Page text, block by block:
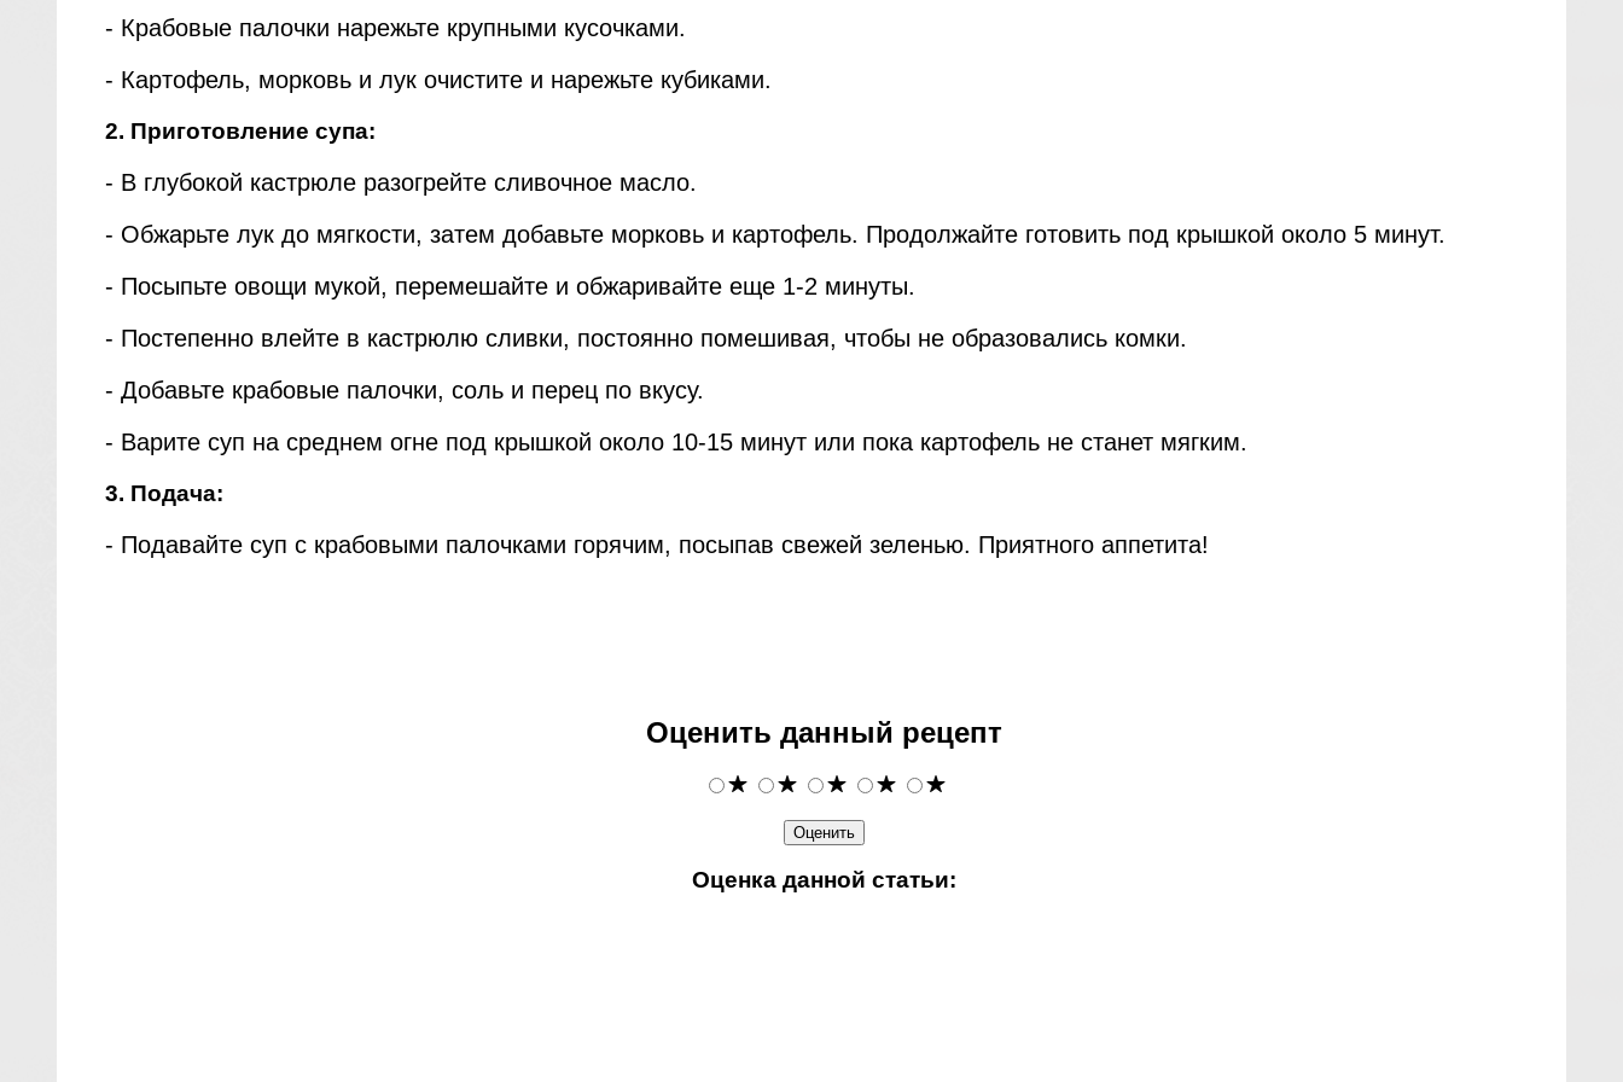
- Крабовые палочки нарежьте крупными кусочками.
- Картофель, морковь и лук очистите и нарежьте кубиками.
2. Приготовление супа:
- В глубокой кастрюле разогрейте сливочное масло.
- Обжарьте лук до мягкости, затем добавьте морковь и картофель. Продолжайте готовить под крышкой около 5 минут.
- Посыпьте овощи мукой, перемешайте и обжаривайте еще 1-2 минуты.
- Постепенно влейте в кастрюлю сливки, постоянно помешивая, чтобы не образовались комки.
- Добавьте крабовые палочки, соль и перец по вкусу.
- Варите суп на среднем огне под крышкой около 10-15 минут или пока картофель не станет мягким.
3. Подача:
- Подавайте суп с крабовыми палочками горячим, посыпав свежей зеленью. Приятного аппетита!
Оценить данный рецепт
Оценка данной статьи: